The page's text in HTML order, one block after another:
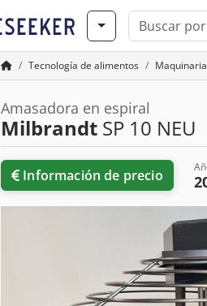
Tecnología de alimentos
Amasadora en espiral
Milbrandt SP 10 NEU
Información de precio